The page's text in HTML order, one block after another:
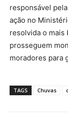
responsável
ação no
resolvida o mais
prosseguem
moradores para
TAGS Chuvas